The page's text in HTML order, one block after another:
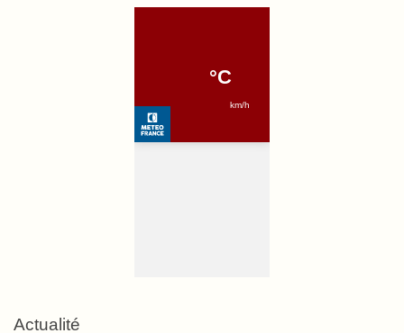
Actualité